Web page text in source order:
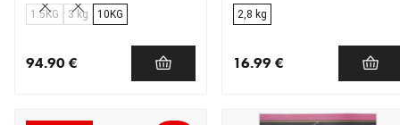
1.5KG 3 kg 10KG
94.90 €
2,8 kg
16.99 €